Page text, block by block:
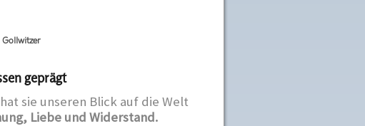
Gollwitzer
geprägt
hat sie unseren Blick auf die Welt
Liebe und Widerstand.